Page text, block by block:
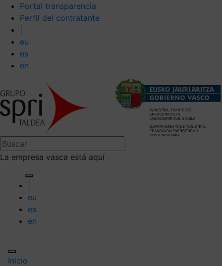
Portal transparencia
Perfil del contratante
eu
es
en
La empresa vasca está aquí
eu
es
en
Inicio